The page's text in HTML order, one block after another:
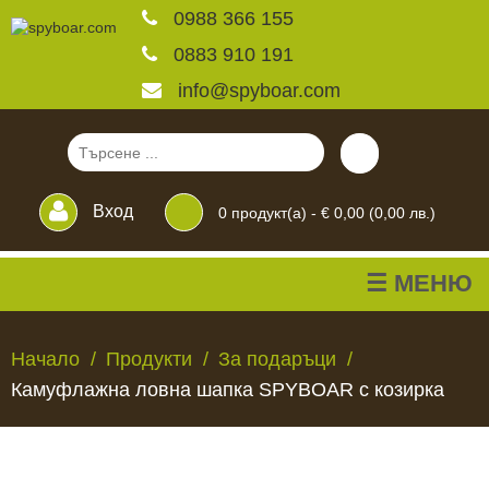
0988 366 155
0883 910 191
info@spyboar.com
Вход 0 продукт(а) - € 0,00 (0,00 лв.)
☰ МЕНЮ
Ловни камери
Начало Продукти
За подаръци
Камуфлажна ловна шапка SPYBOAR с козирка